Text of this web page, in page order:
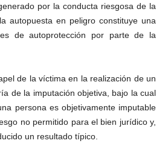
por la conducta riesgosa de la
autopuesta en peligro constituye una
de autoprotección por parte de la
de la víctima en la realización de un
de la imputación objetiva, bajo la cual
persona es objetivamente imputable
no permitido para el bien jurídico y,
un resultado típico.